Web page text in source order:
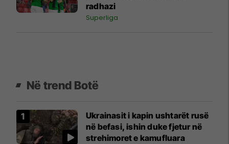
radhazi
Superliga
Në trend Botë
Ukrainasit i kapin ushtarët rusë
në befasi, ishin duke fjetur në
strehimoret e kamufluara